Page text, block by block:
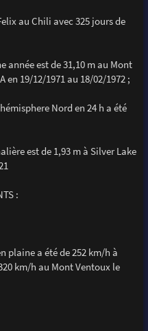
au Chili avec 325 jours de
année est de 31,10 m au Mont
19/12/1971 au 18/02/1972 ;
Nord en 24 h a été
est de 1,93 m à Silver Lake
:
plaine a été de 252 km/h à
km/h au Mont Ventoux le